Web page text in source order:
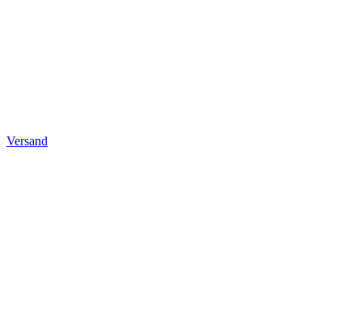
Versand